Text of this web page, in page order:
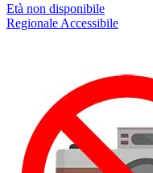
Età non disponibile
Regionale Accessibile